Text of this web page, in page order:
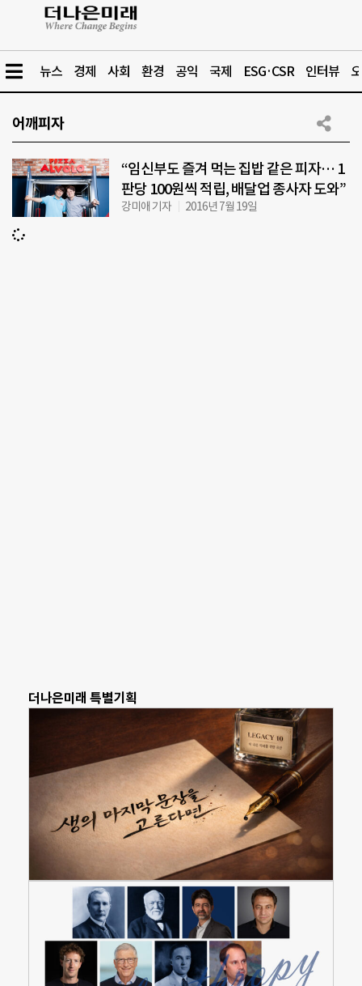
뉴스 경제 사회 환경 공익 국제 ESG·CSR 인터뷰
어깨피자
“임신부도 즐겨 먹는 집밥 같은 피자… 1
판당 100원씩 적립, 배달업 종사자 도와”
강미애 기자 2016년 7월 19일
더나은미래 특별기획